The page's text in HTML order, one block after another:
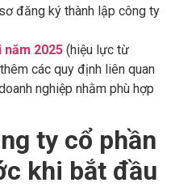
đăng ký thành lập công ty
năm 2025 (hiệu lực từ
các quy định liên quan
nghiệp nhằm phù hợp
ty cổ phần
khi bắt đầu